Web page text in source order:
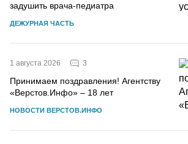
задушить врача-педиатра
ДЕЖУРНАЯ ЧАСТЬ
1 августа 2026 3
Принимаем поздравления! Агентству
«Верстов.Инфо» – 18 лет
НОВОСТИ ВЕРСТОВ.ИНФО